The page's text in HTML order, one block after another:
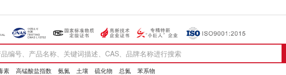
素 高锰酸盐指数 氨氮 土壤 硫化物 总氮 苯系物